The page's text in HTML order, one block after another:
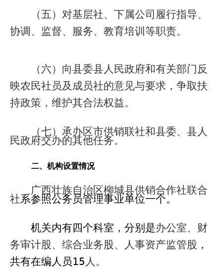
（五）对基层社、下属公司履行指导、
协调、监督、服务、教育培训等职责。
（六）向县委县人民政府和有关部门反
映农民社员及成员社的意见与要求，争取扶
持政策，维护其合法权益。
（七）承办区市供销联社和县委、县人
民政府交办的其他任务。
二、机构设置情况
广西壮族自治区柳城县供销合作社联合
社系参照公务员管理事业单位一个。
机关内有四个科室，分别是办公室、财
务审计股、综合业务股、人事资产监管股 ，
共有在编人员15 人。